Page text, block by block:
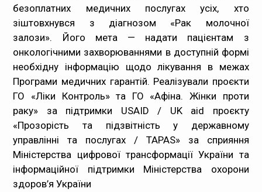
Медпрацівникам
Статистика
Документи
Контакти
Карта сайта
безоплатних медичних послугах усіх, хто
зіштовхнувся з діагнозом «Рак молочної
залози». Його мета — надати пацієнтам з
онкологічними захворюваннями в доступній формі
необхідну інформацію щодо лікування в межах
Програми медичних гарантій. Реалізували проєкти
ГО «Ліки Контроль» та ГО «Афіна. Жінки проти
раку» за підтримки USAID / UK aid проєкту
«Прозорість та підзвітність у державному
управлінні та послугах / TAPAS» за сприяння
Міністерства цифрової трансформації України та
інформаційної підтримки Міністерства охорони
здоров’я України